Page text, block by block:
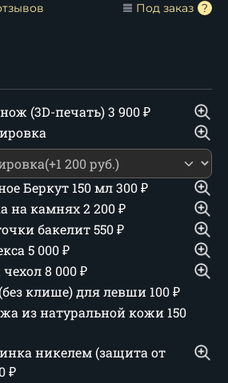
Под заказ
(3D-печать)3 900₽
Беркут 150 мл300₽
на камнях2 200₽
бакелит550₽
5 000₽
8 000₽
клише) для левши 100₽
из натуральной кожи 150
никелем (защита от
₽